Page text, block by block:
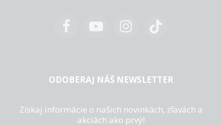
ODOBERAJ NÁŠ NEWSLETTER
Získaj informácie o našich novinkách, zľavách a
akciách ako prvý!